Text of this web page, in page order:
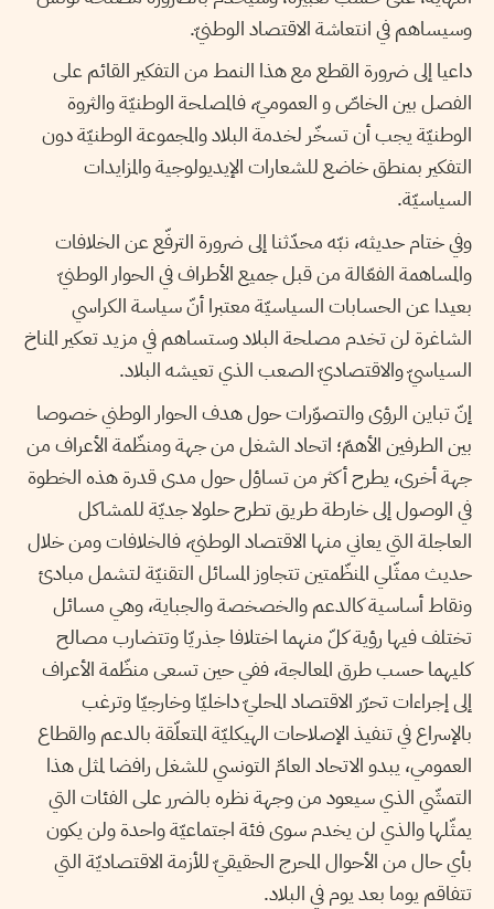
وسيساهم في انتعاشة الاقتصاد الوطنيّ.
داعيا إلى ضرورة القطع مع هذا النمط من التفكير القائم على
الفصل بين الخاصّ و العموميّ، فالمصلحة الوطنيّة والثروة
الوطنيّة يجب أن تسخّر لخدمة البلاد والمجموعة الوطنيّة دون
التفكير بمنطق خاضع للشعارات الإيديولوجية والمزايدات
السياسيّة.
وفي ختام حديثه، نبّه محدّثنا إلى ضرورة الترفّع عن الخلافات
والمساهمة الفعّالة من قبل جميع الأطراف في الحوار الوطنيّ
بعيدا عن الحسابات السياسيّة معتبرا أنّ سياسة الكراسي
الشاغرة لن تخدم مصلحة البلاد وستساهم في مزيد تعكير المناخ
السياسيّ والاقتصاديّ الصعب الذي تعيشه البلاد.
إنّ تباين الرؤى والتصوّرات حول هدف الحوار الوطني خصوصا
بين الطرفين الأهمّ؛ اتحاد الشغل من جهة ومنظّمة الأعراف من
جهة أخرى، يطرح أكثر من تساؤل حول مدى قدرة هذه الخطوة
في الوصول إلى خارطة طريق تطرح حلولا جديّة للمشاكل
العاجلة التي يعاني منها الاقتصاد الوطنيّ، فالخلافات ومن خلال
حديث ممثّلي المنظّمتين تتجاوز المسائل التقنيّة لتشمل مبادئ
ونقاط أساسية كالدعم والخصخصة والجباية، وهي مسائل
تختلف فيها رؤية كلّ منهما اختلافا جذريّا وتتضارب مصالح
كليهما حسب طرق المعالجة، ففي حين تسعى منظّمة الأعراف
إلى إجراءات تحرّر الاقتصاد المحليّ داخليّا وخارجيّا وترغب
بالإسراع في تنفيذ الإصلاحات الهيكليّة المتعلّقة بالدعم والقطاع
العمومي، يبدو الاتحاد العامّ التونسي للشغل رافضا لمثل هذا
التمشّي الذي سيعود من وجهة نظره بالضرر على الفئات التي
يمثّلها والذي لن يخدم سوى فئة اجتماعيّة واحدة ولن يكون
بأي حال من الأحوال المحرج الحقيقيّ للأزمة الاقتصاديّة التي
تتفاقم يوما بعد يوم في البلاد.